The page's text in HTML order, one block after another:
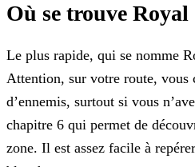
Où se trouve Royal
Le plus rapide, qui se nomme
Attention, sur votre route, vous
d’ennemis, surtout si vous
chapitre 6 qui permet de
zone. Il est assez facile à